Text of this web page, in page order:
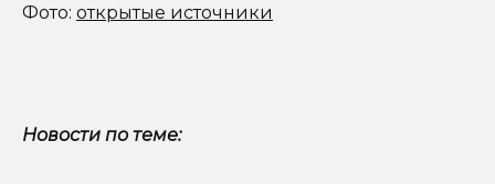
Фото: открытые источники
Новости по теме: